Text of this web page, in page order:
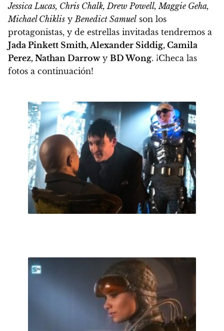
Jessica Lucas, Chris Chalk, Drew Powell, Maggie Geha,
Michael Chiklis y Benedict Samuel son los
protagonistas, y de estrellas invitadas tendremos a
Jada Pinkett Smith, Alexander Siddig, Camila
Perez, Nathan Darrowy BD Wong. ¡Checa las
fotos a continuación!